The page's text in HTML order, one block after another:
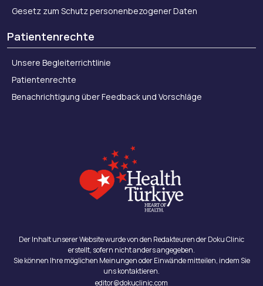
Gesetz zum Schutz personenbezogener Daten
Patientenrechte
Unsere Begleiterrichtlinie
Patientenrechte
Benachrichtigung über Feedback und Vorschläge
Der Inhalt unserer Website wurde von den Redakteuren der Doku Clinic
erstellt, sofern nicht anders angegeben.
Sie können Ihre möglichen Meinungen oder Einwände mitteilen, indem Sie
uns kontaktieren.
editor@dokuclinic.com